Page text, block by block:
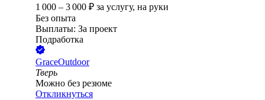
1 000 – 3 000 ₽ за услугу, на руки
Без опыта
Выплаты: За проект
Подработка
GraceOutdoor
Тверь
Можно без резюме
Откликнуться